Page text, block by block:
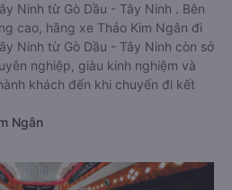
Ninh từ Gò Dầu - Tây Ninh . Bên
cao, hãng xe Thảo Kim Ngân đi
Ninh từ Gò Dầu - Tây Ninh còn sở
nghiệp, giàu kinh nghiệm và
khách đến khi chuyến đi kết
Ngân